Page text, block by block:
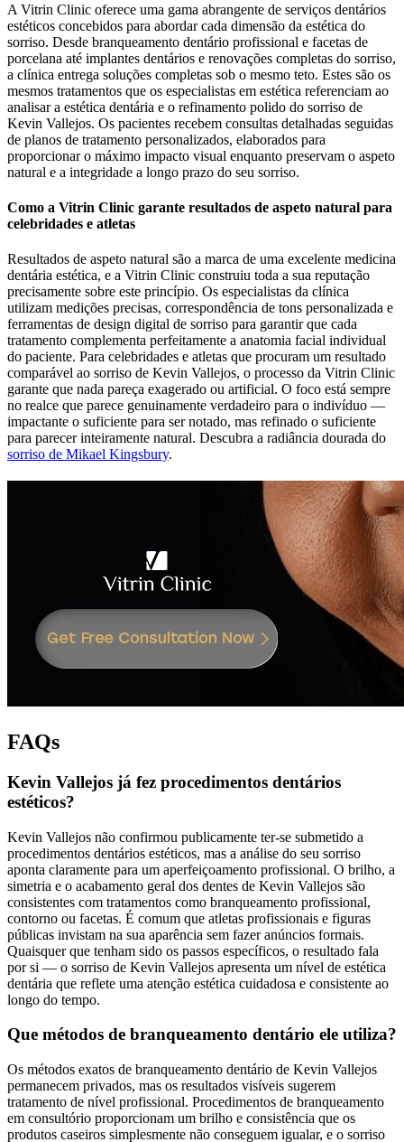
A Vitrin Clinic oferece uma gama abrangente de serviços dentários
estéticos concebidos para abordar cada dimensão da estética do
sorriso. Desde branqueamento dentário profissional e facetas de
porcelana até implantes dentários e renovações completas do sorriso,
a clínica entrega soluções completas sob o mesmo teto. Estes são os
mesmos tratamentos que os especialistas em estética referenciam ao
analisar a estética dentária e o refinamento polido do sorriso de
Kevin Vallejos. Os pacientes recebem consultas detalhadas seguidas
de planos de tratamento personalizados, elaborados para
proporcionar o máximo impacto visual enquanto preservam o aspeto
natural e a integridade a longo prazo do seu sorriso.
Como a Vitrin Clinic garante resultados de aspeto natural para
celebridades e atletas
Resultados de aspeto natural são a marca de uma excelente medicina
dentária estética, e a Vitrin Clinic construiu toda a sua reputação
precisamente sobre este princípio. Os especialistas da clínica
utilizam medições precisas, correspondência de tons personalizada e
ferramentas de design digital de sorriso para garantir que cada
tratamento complementa perfeitamente a anatomia facial individual
do paciente. Para celebridades e atletas que procuram um resultado
comparável ao sorriso de Kevin Vallejos, o processo da Vitrin Clinic
garante que nada pareça exagerado ou artificial. O foco está sempre
no realce que parece genuinamente verdadeiro para o indivíduo —
impactante o suficiente para ser notado, mas refinado o suficiente
para parecer inteiramente natural. Descubra a radiância dourada do
sorriso de Mikael Kingsbury.
FAQs
Kevin Vallejos já fez procedimentos dentários
estéticos?
Kevin Vallejos não confirmou publicamente ter-se submetido a
procedimentos dentários estéticos, mas a análise do seu sorriso
aponta claramente para um aperfeiçoamento profissional. O brilho, a
simetria e o acabamento geral dos dentes de Kevin Vallejos são
consistentes com tratamentos como branqueamento profissional,
contorno ou facetas. É comum que atletas profissionais e figuras
públicas invistam na sua aparência sem fazer anúncios formais.
Quaisquer que tenham sido os passos específicos, o resultado fala
por si — o sorriso de Kevin Vallejos apresenta um nível de estética
dentária que reflete uma atenção estética cuidadosa e consistente ao
longo do tempo.
Que métodos de branqueamento dentário ele utiliza?
Os métodos exatos de branqueamento dentário de Kevin Vallejos
permanecem privados, mas os resultados visíveis sugerem
tratamento de nível profissional. Procedimentos de branqueamento
em consultório proporcionam um brilho e consistência que os
produtos caseiros simplesmente não conseguem igualar, e o sorriso